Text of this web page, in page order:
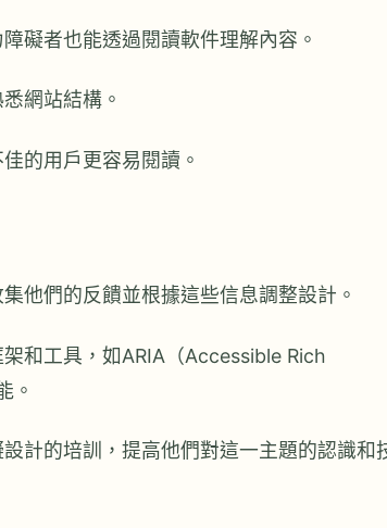
礙者也能透過閱讀軟件理解內容。
網站結構。
的用戶更容易閱讀。
他們的反饋並根據這些信息調整設計。
和工具，如ARIA（Accessible Rich
。
計的培訓，提高他們對這一主題的認識和